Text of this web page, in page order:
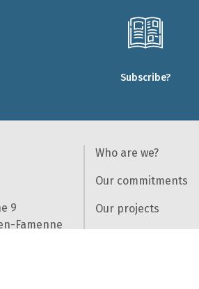
Subscribe?
9
Famenne
Who are we?
Our commitments
Our projects